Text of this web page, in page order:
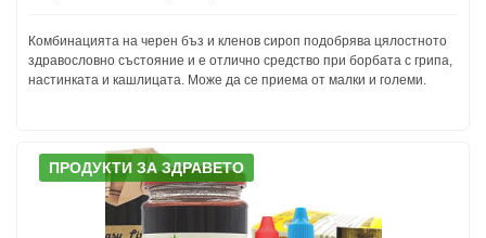
Комбинацията на черен бъз и кленов сироп подобрява цялостното
здравословно състояние и е отлично средство при борбата с грипа,
настинката и кашлицата. Може да се приема от малки и големи.
ПРОДУКТИ ЗА ЗДРАВЕТО